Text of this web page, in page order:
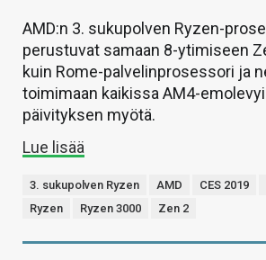
AMD:n 3. sukupolven Ryzen-
perustuvat samaan 8-ytimiseen
kuin Rome-palvelinprosessori ja
toimimaan kaikissa AM4-
päivityksen myötä.
Lue lisää
3. sukupolven Ryzen AMD CES 2019
Ryzen
Ryzen 3000 Zen 2